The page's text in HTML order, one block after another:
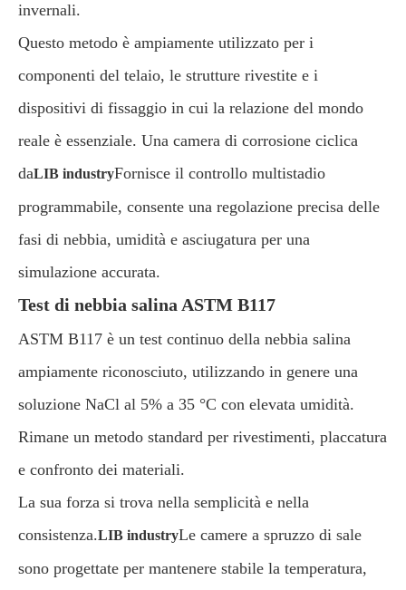
invernali.
Questo metodo è ampiamente utilizzato per i
componenti del telaio, le strutture rivestite e i
dispositivi di fissaggio in cui la relazione del mondo
reale è essenziale. Una camera di corrosione ciclica
daLIB industryFornisce il controllo multistadio
programmabile, consente una regolazione precisa delle
fasi di nebbia, umidità e asciugatura per una
simulazione accurata.
Test di nebbia salina ASTM B117
ASTM B117 è un test continuo della nebbia salina
ampiamente riconosciuto, utilizzando in genere una
soluzione NaCl al 5% a 35 °C con elevata umidità.
Rimane un metodo standard per rivestimenti, placcatura
e confronto dei materiali.
La sua forza si trova nella semplicità e nella
consistenza.LIB industryLe camere a spruzzo di sale
sono progettate per mantenere stabile la temperatura,